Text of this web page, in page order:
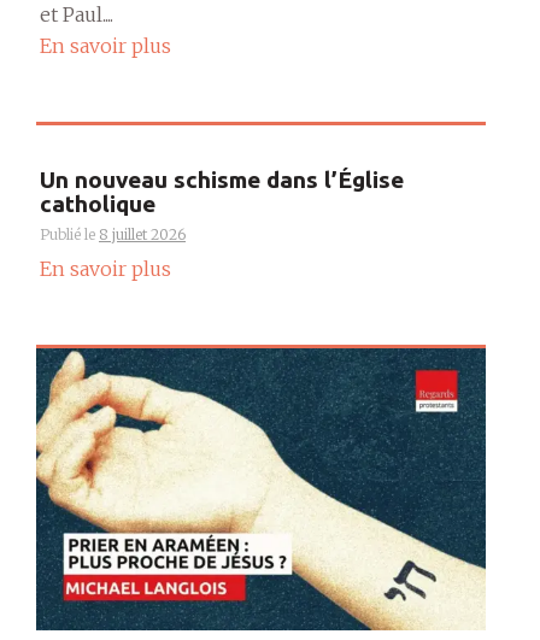
et Paul....
En savoir plus
Un nouveau schisme dans l’Église
catholique
Publié le 8 juillet 2026
En savoir plus